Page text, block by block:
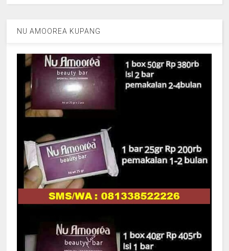
NU AMOOREA KUPANG